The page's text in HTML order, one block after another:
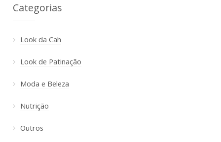
Categorias
Look da Cah
Look de Patinação
Moda e Beleza
Nutrição
Outros